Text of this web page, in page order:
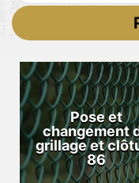
Pose et
changement
grillage et
86